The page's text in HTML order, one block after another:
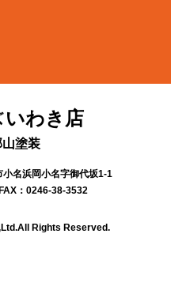
いわき店
塗装
名浜岡小名字御代坂1-1
：0246-38-3532
Rights Reserved.